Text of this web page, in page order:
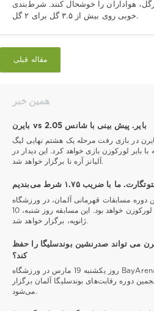
هواداران را خوشحال کنند. شرط‌بندی
خوبی روی بیش از ۳.۵ گل برای ۲ گل.
مقاله قبلی
همین خبر
بایرن vs بایر. پیش بینی با شانس 2.05
مارس، بایرن در بازی رفت مرحله یک هشتم نهایی لیگ
با بایر لورکوزن بازی خواهد کرد. این دیدار در
آلیانز آره نا برگزار خواهد شد.
دوره مسابقات قهرمانی آلمان، در ورزشگاه
بای آرنا، میزبان بایر لورکوزن خواهد بود. این مسابقه روز شنبه، 10
ژانویه، برگزار خواهد شد.
می تواند صدرنشین بوندسلیگا را حفظ
کند؟
روز یکشنبه 19 مارس در ورزشگاه BayArena، دوئل بایر و بایرن در
دوره رقابت‌های بوندسلیگا آلمان برگزار
می‌شود.